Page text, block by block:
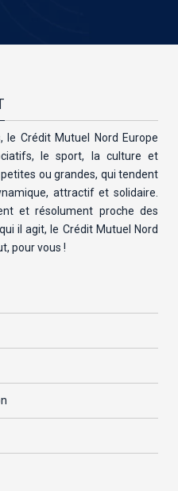
Crédit Mutuel Nord Europe
le sport, la culture et
ou grandes, qui tendent
attractif et solidaire.
et résolument proche des
il agit, le Crédit Mutuel Nord
pour vous !